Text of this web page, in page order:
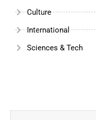
Culture
International
Sciences & Tech